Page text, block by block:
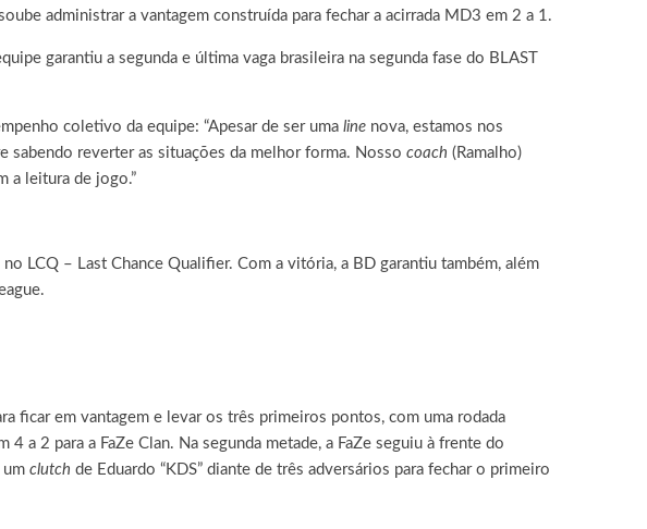
administrar a vantagem construída para fechar a acirrada MD3 em 2 a 1.
garantiu a segunda e última vaga brasileira na segunda fase do BLAST
coletivo da equipe: “Apesar de ser uma line nova, estamos nos
sabendo reverter as situações da melhor forma. Nosso coach (Ramalho)
a leitura de jogo.”
LCQ – Last Chance Qualifier. Com a vitória, a BD garantiu também, além
ficar em vantagem e levar os três primeiros pontos, com uma rodada
a 2 para a FaZe Clan. Na segunda metade, a FaZe seguiu à frente do
um clutch de Eduardo “KDS” diante de três adversários para fechar o primeiro